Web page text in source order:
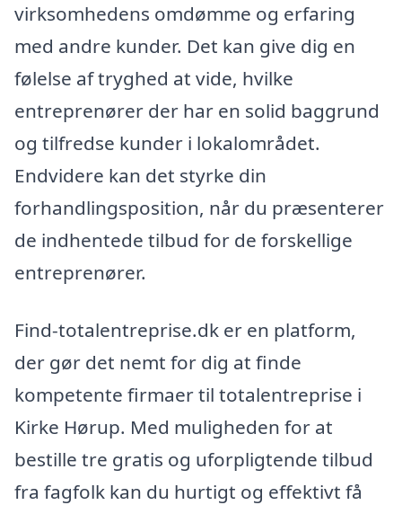
virksomhedens omdømme og erfaring
med andre kunder. Det kan give dig en
følelse af tryghed at vide, hvilke
entreprenører der har en solid baggrund
og tilfredse kunder i lokalområdet.
Endvidere kan det styrke din
forhandlingsposition, når du præsenterer
de indhentede tilbud for de forskellige
entreprenører.
Find-totalentreprise.dk er en platform,
der gør det nemt for dig at finde
kompetente firmaer til totalentreprise i
Kirke Hørup. Med muligheden for at
bestille tre gratis og uforpligtende tilbud
fra fagfolk kan du hurtigt og effektivt få